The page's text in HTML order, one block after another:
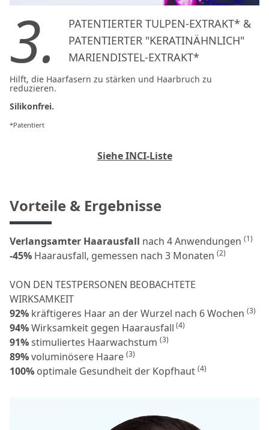
3.
PATENTIERTER TULPEN-EXTRAKT* &
PATENTIERTER "KERATINÄHNLICH"
MARIENDISTEL-EXTRAKT*
Hilft, die Haarfasern zu stärken und Haarbruch zu
reduzieren.
Silikonfrei.
*Patentiert
Siehe INCI-Liste
Vorteile & Ergebnisse
Verlangsamter Haarausfall nach 4 Anwendungen (1)
-45% Haarausfall, gemessen nach 3 Monaten (2)
VON DEN TESTPERSONEN BEOBACHTETE
WIRKSAMKEIT
92% kräftigeres Haar an der Wurzel nach 6 Wochen (3)
94%Wirksamkeit gegen Haarausfall (4)
91%stimuliertes Haarwachstum (3)
89%voluminösere Haare (3)
100% optimale Gesundheit der Kopfhaut (4)